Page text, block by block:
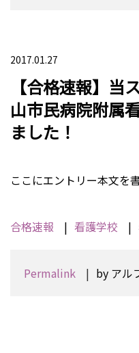
2017.01.27
【合格速報】当
山市民病院附属
ました！
ここにエントリー本文を書
合格速報 看護学校
Permalink by アル